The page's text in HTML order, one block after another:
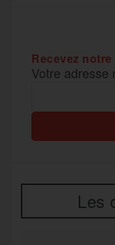
Recevez
Votre adresse
Les